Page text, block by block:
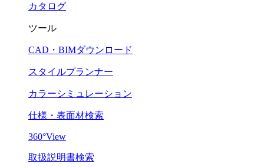
カタログ
ツール
CAD・BIMダウンロード
スタイルプランナー
カラーシミュレーション
仕様・表面材検索
360°View
取扱説明書検索